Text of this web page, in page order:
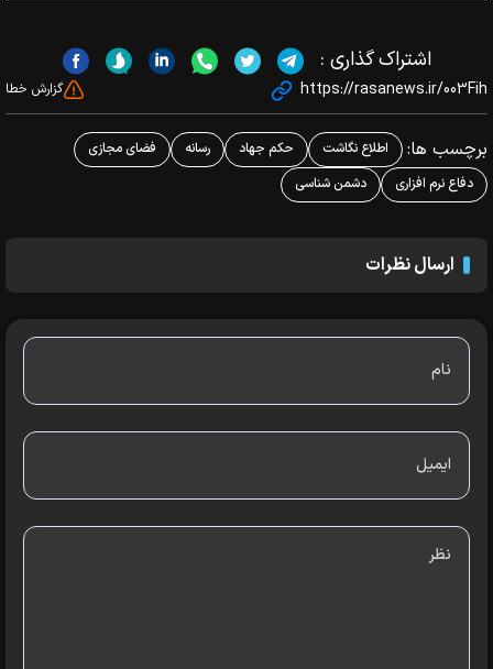
اشتراک گذاری :
https://rasanews.ir/003Fih گزارش خطا
برچسب ها: اطلاع نگاشت حکم جهاد رسانه
فضای مجازی
دفاع نرم افزاری
دشمن شناسی
ارسال نظرات